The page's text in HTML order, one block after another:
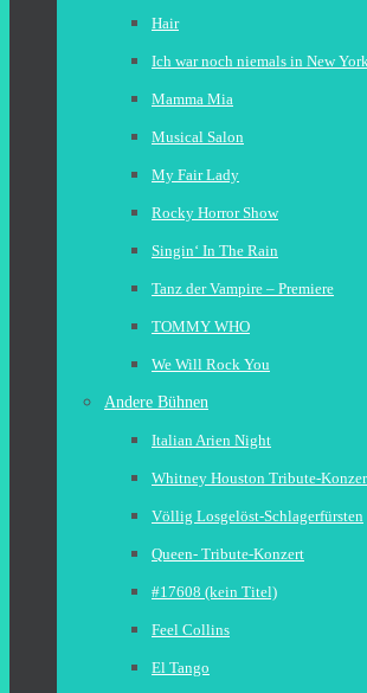
Hair
Ich war noch niemals in New
Mamma Mia
Musical Salon
My Fair Lady
Rocky Horror Show
Singin‘ In The Rain
Tanz der Vampire – Premiere
TOMMY WHO
We Will Rock You
Andere Bühnen
Italian Arien Night
Whitney Houston Tribute-
Völlig Losgelöst-Schlagerfürsten
Queen- Tribute-Konzert
#17608 (kein Titel)
Feel Collins
El Tango